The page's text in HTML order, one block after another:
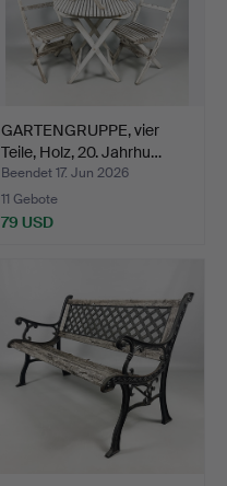
GARTENGRUPPE, vier
Teile, Holz, 20. Jahrhu…
Beendet 17. Jun 2026
11 Gebote
79 USD